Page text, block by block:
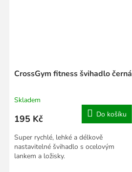
CrossGym fitness švihadlo černá
Skladem
195 Kč Do košíku
Super rychlé, lehké a délkově
nastavitelné švihadlo s ocelovým
lankem a ložisky.